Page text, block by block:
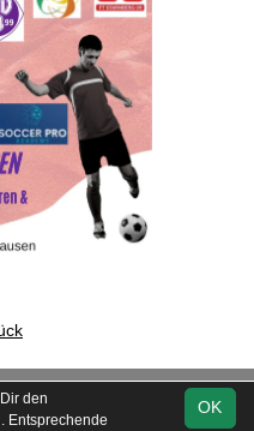
2026 OK
den
Entsprechende